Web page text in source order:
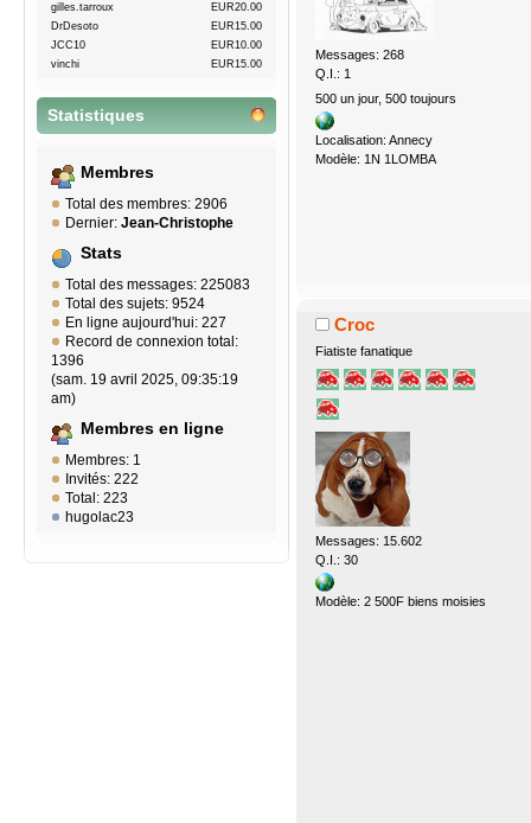
gilles.tarroux
EUR20.00
DrDesoto
EUR15.00
JCC10
EUR10.00
vinchi
EUR15.00
Statistiques
Membres
Total des membres: 2906
Dernier: Jean-Christophe
Stats
Total des messages: 225083
Total des sujets: 9524
En ligne aujourd'hui: 227
Record de connexion total:
1396
(sam. 19 avril 2025, 09:35:19
am)
Membres en ligne
Membres: 1
Invités: 222
Total: 223
hugolac23
Messages: 268
Q.I.: 1
500 un jour, 500 toujours
Localisation: Annecy
Modèle: 1N 1LOMBA
Croc
Fiatiste fanatique
Messages: 15.602
Q.I.: 30
Modèle: 2 500F biens moisies